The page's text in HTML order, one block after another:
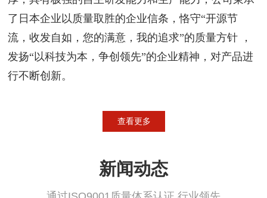
了日本企业以质量取胜的企业信条，恪守“开源节
流，收发自如，您的满意，我的追求”的质量方针 ，
发扬“以科技为本，争创领先”的企业精神，对产品进
行不断创新。
查看更多
新闻动态